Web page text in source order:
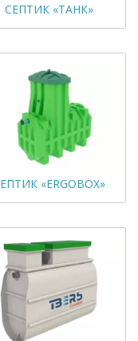
СЕПТИК «ТАНК»
«ERGOBOX»